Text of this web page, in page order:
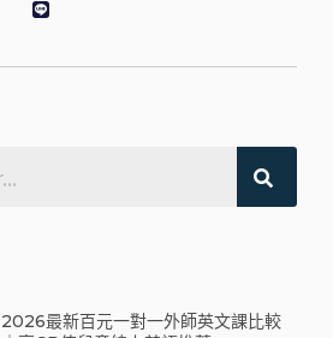
2026最新百元一對一外師英文課比較